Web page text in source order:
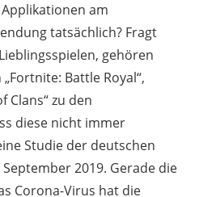
am
tatsächlich?Fragt
gehören
„Fortnite: Battle Royal“,
Clans“ zu den
s diese nicht immer
Studie der deutschen
September 2019. Gerade die
Corona-Virus hat die